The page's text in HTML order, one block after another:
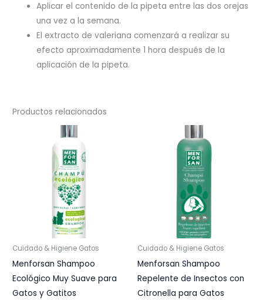
Aplicar el contenido de la pipeta entre las dos orejas
una vez a la semana.
El extracto de valeriana comenzará a realizar su
efecto aproximadamente 1 hora después de la
aplicación de la pipeta.
Productos relacionados
Cuidado & Higiene Gatos
Menforsan Shampoo
Ecológico Muy Suave para
Gatos y Gatitos
Cuidado & Higiene Gatos
Menforsan Shampoo
Repelente de Insectos con
Citronella para Gatos